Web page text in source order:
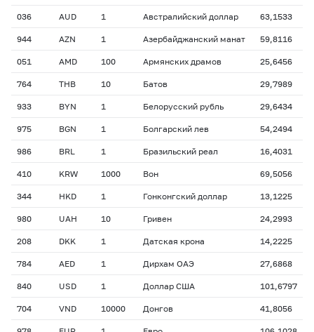
036 AUD 1 Австралийский доллар 63,1533
944 AZN 1 Азербайджанский манат 59,8116
051 AMD 100 Армянских драмов 25,6456
764 THB 10 Батов 29,7989
933 BYN 1 Белорусский рубль 29,6434
975 BGN 1 Болгарский лев 54,2494
986 BRL 1 Бразильский реал 16,4031
410 KRW 1000 Вон 69,5056
344 HKD 1 Гонконгский доллар 13,1225
980 UAH 10 Гривен 24,2993
208 DKK 1 Датская крона 14,2225
784 AED 1 Дирхам ОАЭ 27,6868
840 USD 1 Доллар США 101,6797
704 VND 10000 Донгов 41,8056